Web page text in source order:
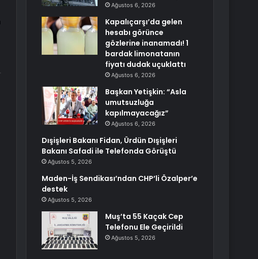
Ağustos 6, 2026
Kapalıçarşı’da gelen
hesabı görünce
gözlerine inanamadı! 1
bardak limonatanın
fiyatı dudak uçuklattı
Ağustos 6, 2026
Başkan Yetişkin: “Asla
umutsuzluğa
kapılmayacağız”
Ağustos 6, 2026
Dışişleri Bakanı Fidan, Ürdün Dışişleri
Bakanı Safadi ile Telefonda Görüştü
Ağustos 5, 2026
Maden-İş Sendikası’ndan CHP’li Özalper’e
destek
Ağustos 5, 2026
Muş’ta 55 Kaçak Cep
Telefonu Ele Geçirildi
Ağustos 5, 2026